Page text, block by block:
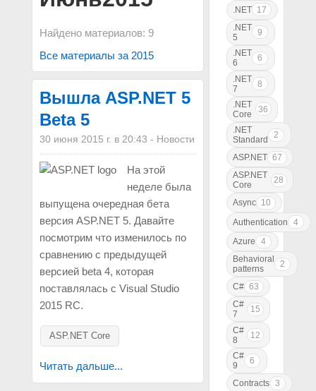
Найдено материалов: 9
Все материалы за 2015
Вышла ASP.NET 5
Beta 5
30 июня 2015 г. в 20:43 - Новости
На этой
неделе была
выпущена очередная бета
версия ASP.NET 5. Давайте
посмотрим что изменилось по
сравнению с предыдущей
версией beta 4, которая
поставлялась с Visual Studio
2015 RC.
ASP.NET Core
Читать дальше...
.NET 17
.NET
5
9
.NET
6
6
.NET
7
8
.NET
Core
36
.NET
Standard
2
ASP.NET 67
ASP.NET
Core
28
Async 10
Authentication
4
Azure
4
Behavioral
patterns
2
C# 63
C#
7
15
C#
8
12
C#
9
6
Contracts 3